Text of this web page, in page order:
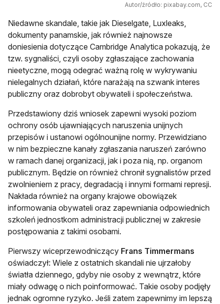
Autor/źródło: pixabay.com, CC
Niedawne skandale, takie jak Dieselgate, Luxleaks,
dokumenty panamskie, jak również najnowsze
doniesienia dotyczące Cambridge Analytica pokazują, że
tzw. sygnaliści, czyli osoby zgłaszające zachowania
nieetyczne, mogą odegrać ważną rolę w wykrywaniu
nielegalnych działań, które narażają na szwank interes
publiczny oraz dobrobyt obywateli i społeczeństwa.
Przedstawiony dziś wniosek zapewni wysoki poziom
ochrony osób ujawniających naruszenia unijnych
przepisów i ustanowi ogólnounijne normy. Przewidziano
w nim bezpieczne kanały zgłaszania naruszeń zarówno
w ramach danej organizacji, jak i poza nią, np. organom
publicznym. Będzie on również chronił sygnalistów przed
zwolnieniem z pracy, degradacją i innymi formami represji.
Nakłada również na organy krajowe obowiązek
informowania obywateli oraz zapewniania odpowiednich
szkoleń jednostkom administracji publicznej w zakresie
postępowania z takimi osobami.
Pierwszy wiceprzewodniczący Frans Timmermans
oświadczył: Wiele z ostatnich skandali nie ujrzałoby
światła dziennego, gdyby nie osoby z wewnątrz, które
miały odwagę o nich poinformować. Takie osoby podjęły
jednak ogromne ryzyko. Jeśli zatem zapewnimy im lepszą